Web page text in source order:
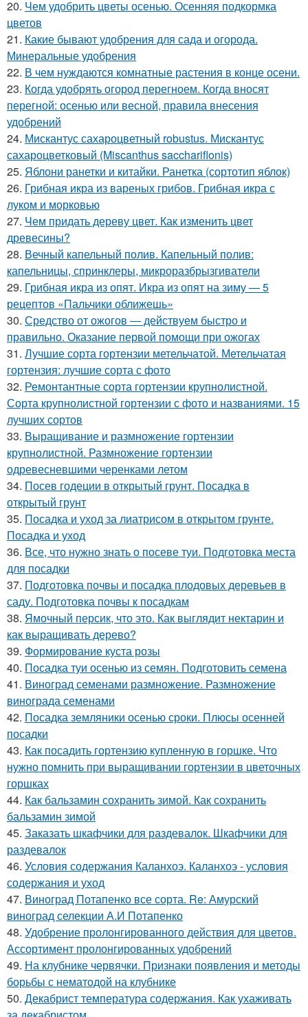
20. Чем удобрить цветы осенью. Осенняя подкормка
цветов
21. Какие бывают удобрения для сада и огорода.
Минеральные удобрения
22. В чем нуждаются комнатные растения в конце осени.
23. Когда удобрять огород перегноем. Когда вносят
перегной: осенью или весной, правила внесения
удобрений
24. Мискантус сахароцветный robustus. Мискантус
сахароцветковый (Miscanthus sacchariflonis)
25. Яблони ранетки и китайки. Ранетка (сортотип яблок)
26. Грибная икра из вареных грибов. Грибная икра с
луком и морковью
27. Чем придать дереву цвет. Как изменить цвет
древесины?
28. Вечный капельный полив. Капельный полив:
капельницы, спринклеры, микроразбрызгиватели
29. Грибная икра из опят. Икра из опят на зиму — 5
рецептов «Пальчики оближешь»
30. Средство от ожогов ― действуем быстро и
правильно. Оказание первой помощи при ожогах
31. Лучшие сорта гортензии метельчатой. Метельчатая
гортензия: лучшие сорта с фото
32. Ремонтантные сорта гортензии крупнолистной.
Сорта крупнолистной гортензии с фото и названиями. 15
лучших сортов
33. Выращивание и размножение гортензии
крупнолистной. Размножение гортензии
одревесневшими черенками летом
34. Посев годеции в открытый грунт. Посадка в
открытый грунт
35. Посадка и уход за лиатрисом в открытом грунте.
Посадка и уход
36. Все, что нужно знать о посеве туи. Подготовка места
для посадки
37. Подготовка почвы и посадка плодовых деревьев в
саду. Подготовка почвы к посадкам
38. Ямочный персик, что это. Как выглядит нектарин и
как выращивать дерево?
39. Формирование куста розы
40. Посадка туи осенью из семян. Подготовить семена
41. Виноград семенами размножение. Размножение
винограда семенами
42. Посадка земляники осенью сроки. Плюсы осенней
посадки
43. Как посадить гортензию купленную в горшке. Что
нужно помнить при выращивании гортензии в цветочных
горшках
44. Как бальзамин сохранить зимой. Как сохранить
бальзамин зимой
45. Заказать шкафчики для раздевалок. Шкафчики для
раздевалок
46. Условия содержания Каланхоэ. Каланхоэ - условия
содержания и уход
47. Виноград Потапенко все сорта. Re: Амурский
виноград селекции А.И Потапенко
48. Удобрение пролонгированного действия для цветов.
Ассортимент пролонгированных удобрений
49. На клубнике червячки. Признаки появления и методы
борьбы с нематодой на клубнике
50. Декабрист температура содержания. Как ухаживать